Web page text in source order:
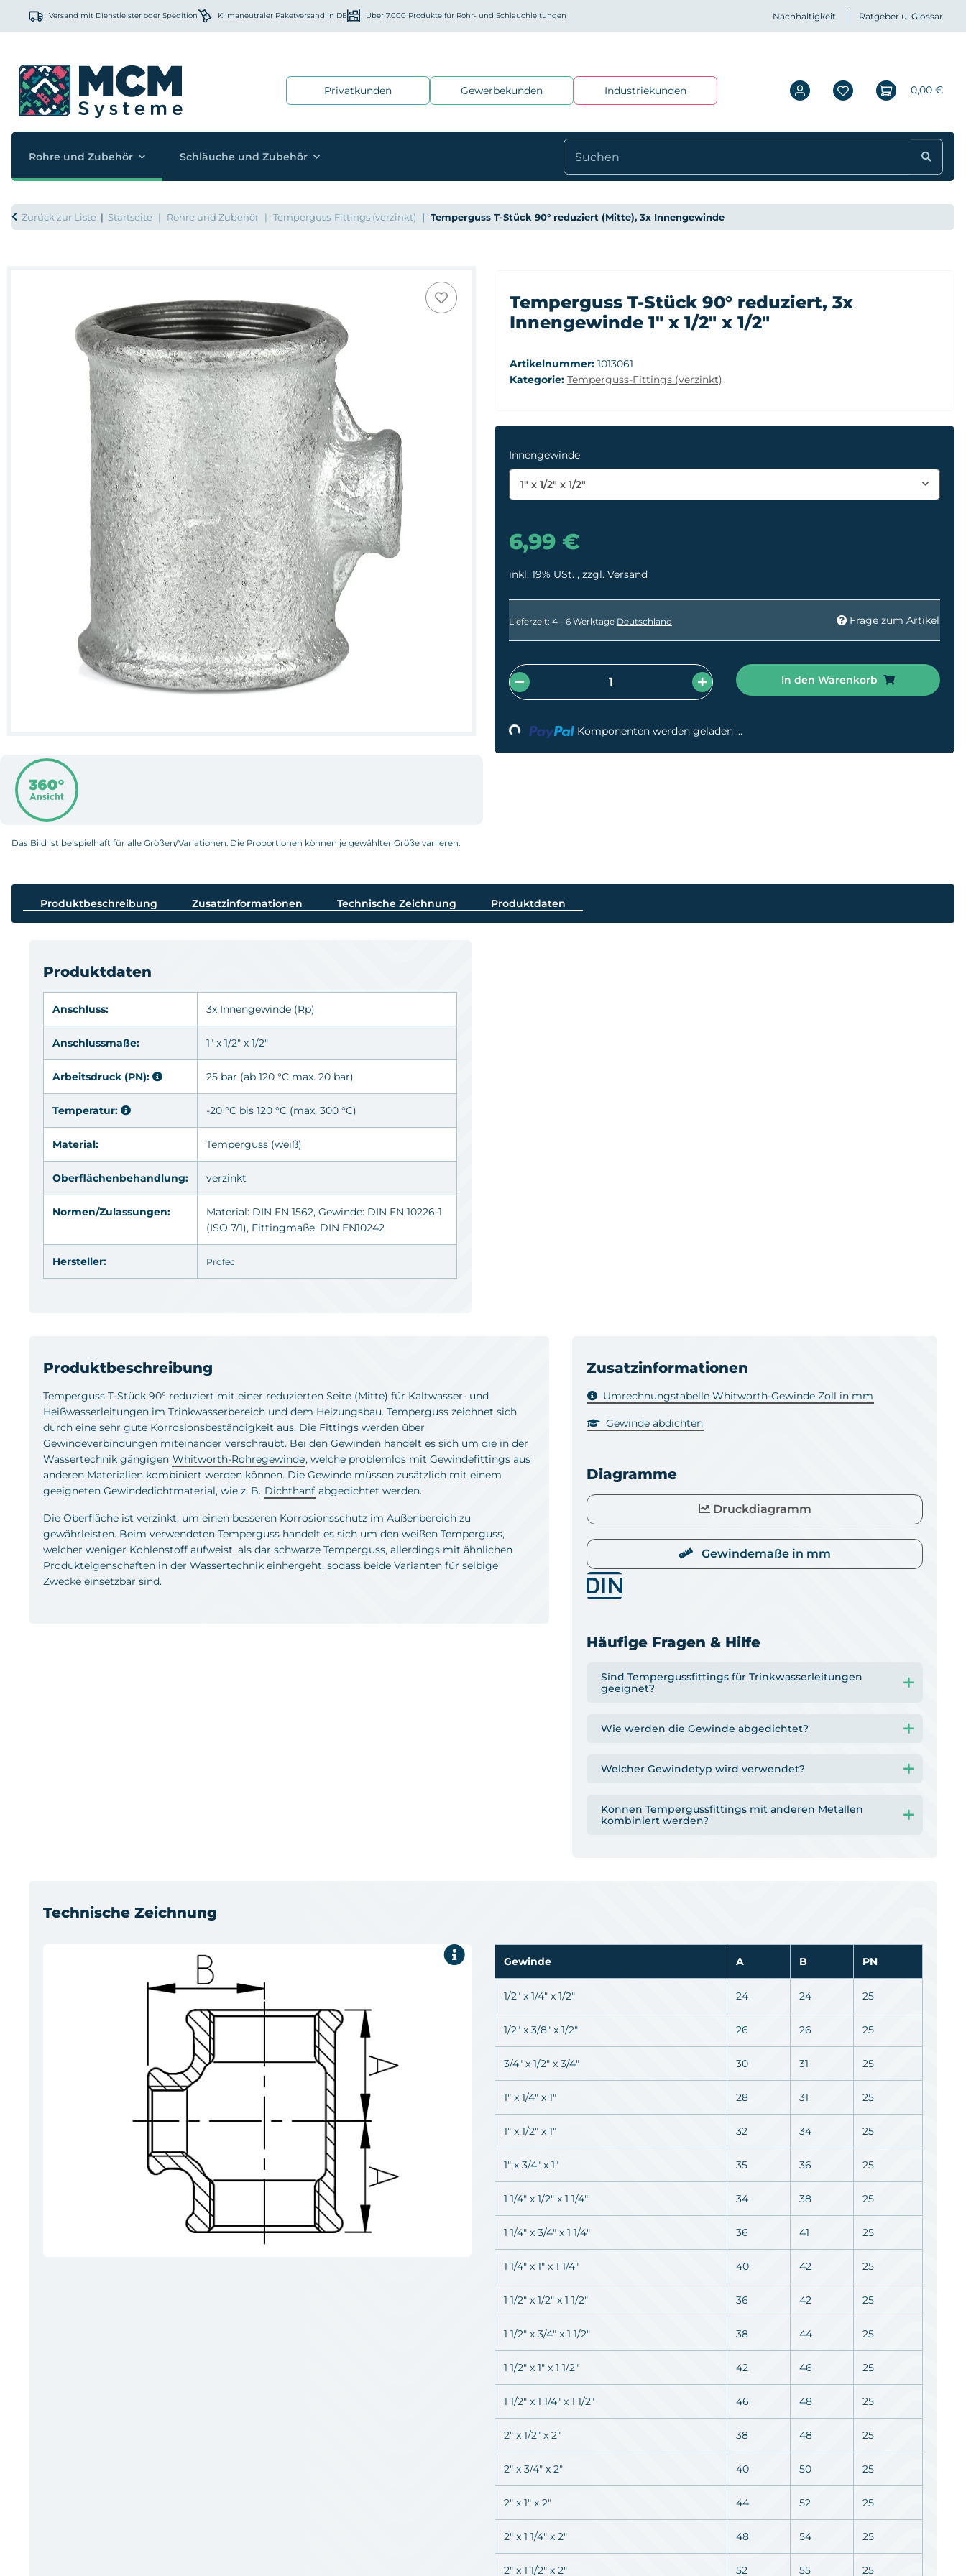
Versand mit Dienstleister oder Spedition Klimaneutraler Paketversand in DE Über 7.000 Produkte für Rohr- und Schlauchleitungen Nachhaltigkeit Ratgeber u. Glossar
Privatkunden Gewerbekunden Industriekunden 0,00 €
Rohre und Zubehör Schläuche und Zubehör
Zurück zur Liste Startseite Rohre und Zubehör Temperguss-Fittings (verzinkt) Temperguss T-Stück 90° reduziert (Mitte), 3x Innengewinde
Das Bild ist beispielhaft für alle Größen/Variationen. Die Proportionen können je gewählter Größe variieren.
Temperguss T-Stück 90° reduziert, 3x
Innengewinde 1" x 1/2" x 1/2"
Artikelnummer: 1013061
Kategorie: Temperguss-Fittings (verzinkt)
Innengewinde
1" x 1/2" x 1/2"
6,99 €
inkl. 19% USt. , zzgl. Versand
Lieferzeit: 4 - 6 Werktage Deutschland Frage zum Artikel
In den Warenkorb
Loading... Komponenten werden geladen ...
Produktbeschreibung Zusatzinformationen Technische Zeichnung Produktdaten
Produktbeschreibung
Temperguss T-Stück 90° reduziert mit einer reduzierten Seite (Mitte) für Kaltwasser- und
Heißwasserleitungen im Trinkwasserbereich und dem Heizungsbau. Temperguss zeichnet sich
durch eine sehr gute Korrosionsbeständigkeit aus. Die Fittings werden über
Gewindeverbindungen miteinander verschraubt. Bei den Gewinden handelt es sich um die in der
Wassertechnik gängigen Whitworth-Rohregewinde, welche problemlos mit Gewindefittings aus
anderen Materialien kombiniert werden können. Die Gewinde müssen zusätzlich mit einem
geeigneten Gewindedichtmaterial, wie z. B. Dichthanf abgedichtet werden.
Die Oberfläche ist verzinkt, um einen besseren Korrosionsschutz im Außenbereich zu
gewährleisten. Beim verwendeten Temperguss handelt es sich um den weißen Temperguss,
welcher weniger Kohlenstoff aufweist, als dar schwarze Temperguss, allerdings mit ähnlichen
Produkteigenschaften in der Wassertechnik einhergeht, sodass beide Varianten für selbige
Zwecke einsetzbar sind.
Zusatzinformationen
Umrechnungstabelle Whitworth-Gewinde Zoll in mm
Gewinde abdichten
Diagramme
Druckdiagramm
Gewindemaße in mm
Häufige Fragen & Hilfe
Sind Tempergussfittings für Trinkwasserleitungen
geeignet?
Wie werden die Gewinde abgedichtet?
Welcher Gewindetyp wird verwendet?
Können Tempergussfittings mit anderen Metallen
kombiniert werden?
Technische Zeichnung
Gewinde A B PN
1/2" x 1/4" x 1/2" 24 24 25
1/2" x 3/8" x 1/2" 26 26 25
3/4" x 1/2" x 3/4" 30 31 25
1" x 1/4" x 1" 28 31 25
1" x 1/2" x 1" 32 34 25
1" x 3/4" x 1" 35 36 25
1 1/4" x 1/2" x 1 1/4" 34 38 25
1 1/4" x 3/4" x 1 1/4" 36 41 25
1 1/4" x 1" x 1 1/4" 40 42 25
1 1/2" x 1/2" x 1 1/2" 36 42 25
1 1/2" x 3/4" x 1 1/2" 38 44 25
1 1/2" x 1" x 1 1/2" 42 46 25
1 1/2" x 1 1/4" x 1 1/2" 46 48 25
2" x 1/2" x 2" 38 48 25
2" x 3/4" x 2" 40 50 25
2" x 1" x 2" 44 52 25
2" x 1 1/4" x 2" 48 54 25
2" x 1 1/2" x 2" 52 55 25
Produktdaten
Anschluss: 3x Innengewinde (Rp)
Anschlussmaße: 1" x 1/2" x 1/2"
Arbeitsdruck (PN): 25 bar (ab 120 °C max. 20 bar)
Temperatur: -20 °C bis 120 °C (max. 300 °C)
Material: Temperguss (weiß)
Oberflächenbehandlung: verzinkt
Normen/Zulassungen:
Material: DIN EN 1562, Gewinde: DIN EN 10226-1
(ISO 7/1), Fittingmaße: DIN EN10242
Hersteller: Profec